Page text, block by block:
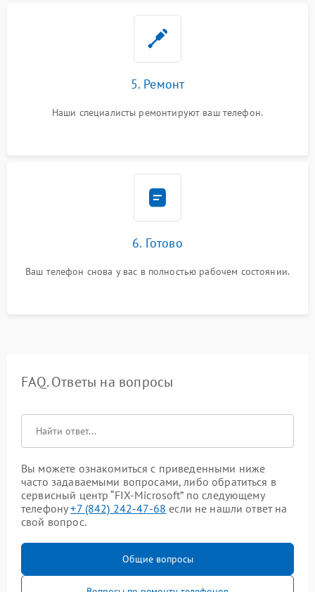
5. Ремонт
Наши специалисты ремонтируют ваш телефон.
6. Готово
Ваш телефон снова у вас в полностью рабочем состоянии.
FAQ. Ответы на вопросы
Вы можете ознакомиться с приведенными ниже
часто задаваемыми вопросами, либо обратиться в
сервисный центр “FIX-Microsoft” по следующему
телефону+7 (842) 242-47-68 если не нашли ответ на
свой вопрос.
Общие вопросы